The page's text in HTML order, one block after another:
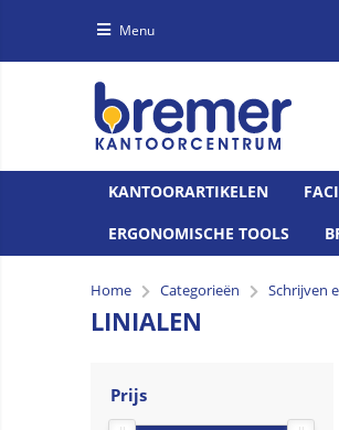
Menu
KANTOORARTIKELEN
ERGONOMISCHE TOOLS
Home Categorieën Schrijven
LINIALEN
Prijs